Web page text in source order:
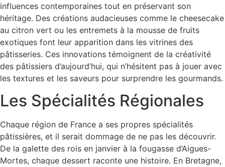
influences contemporaines tout en préservant son
héritage. Des créations audacieuses comme le cheesecake
au citron vert ou les entremets à la mousse de fruits
exotiques font leur apparition dans les vitrines des
pâtisseries. Ces innovations témoignent de la créativité
des pâtissiers d’aujourd’hui, qui n’hésitent pas à jouer avec
les textures et les saveurs pour surprendre les gourmands.
Les Spécialités Régionales
Chaque région de France a ses propres spécialités
pâtissières, et il serait dommage de ne pas les découvrir.
De la galette des rois en janvier à la fougasse d’Aigues-
Mortes, chaque dessert raconte une histoire. En Bretagne,